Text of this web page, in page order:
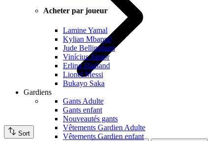
Acheter par joueur
Lamine Yamal
Kylian Mbappé
Jude Bellingham
Vinícius Júnior
Erling Haaland
Lionel Messi
Bukayo Saka
Gardiens
Gants Adulte
Gants enfant
Nouveautés gants
Vêtements Gardien Adulte
Vêtements Gardien enfant
Sort